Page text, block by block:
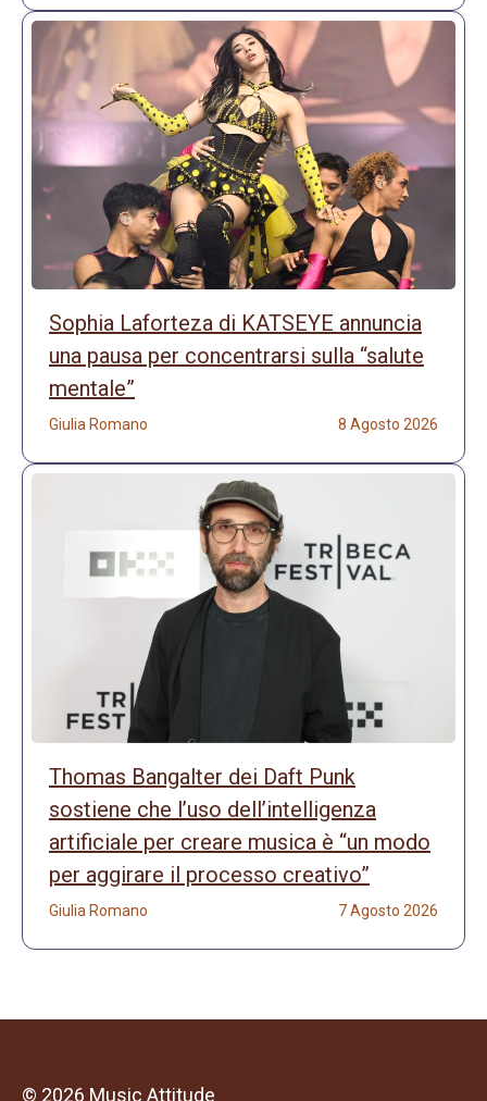
Sophia Laforteza di KATSEYE annuncia
una pausa per concentrarsi sulla “salute
mentale”
Giulia Romano 8 Agosto 2026
Thomas Bangalter dei Daft Punk
sostiene che l’uso dell’intelligenza
artificiale per creare musica è “un modo
per aggirare il processo creativo”
Giulia Romano 7 Agosto 2026
© 2026 Music Attitude